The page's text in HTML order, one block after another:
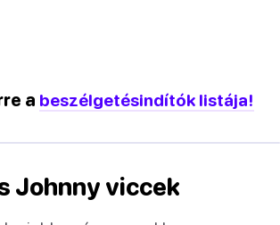
a beszélgetésindítók listája!
Johnny viccek